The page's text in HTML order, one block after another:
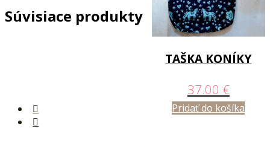
TAŠKA KONÍKY
37.00 €
Pridať do košíka
Súvisiace produkty